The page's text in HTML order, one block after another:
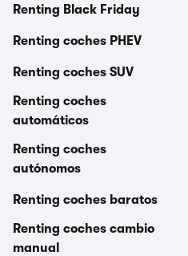
Renting Black Friday
Renting coches PHEV
Renting coches SUV
Renting coches
automáticos
Renting coches
autónomos
Renting coches baratos
Renting coches cambio
manual